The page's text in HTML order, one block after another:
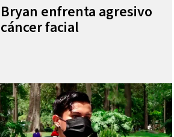
Bryan enfrenta agresivo
cáncer facial